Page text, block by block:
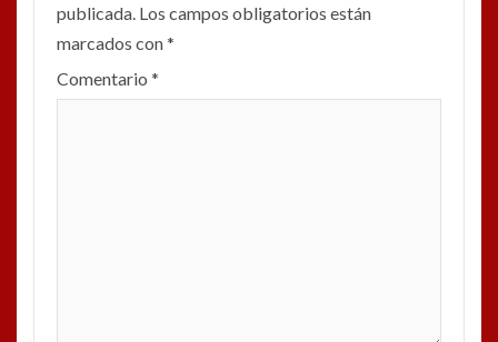
publicada. Los campos obligatorios están
marcados con*
Comentario *